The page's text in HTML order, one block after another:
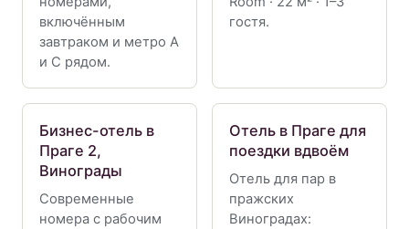
включённым
завтраком и метро A
и C рядом.
гостя.
Бизнес-отель в
Праге 2,
Винограды
Современные
номера с рабочим
Отель в Праге для
поездки вдвоём
Отель для пар в
пражских
Виноградах: